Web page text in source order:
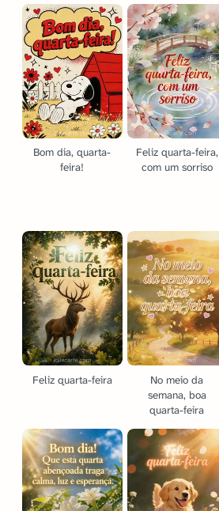
Bom dia, quarta-
feira!
Feliz quarta-feira,
com um sorriso
Feliz quarta-feira
No meio da
semana, boa
quarta-feira